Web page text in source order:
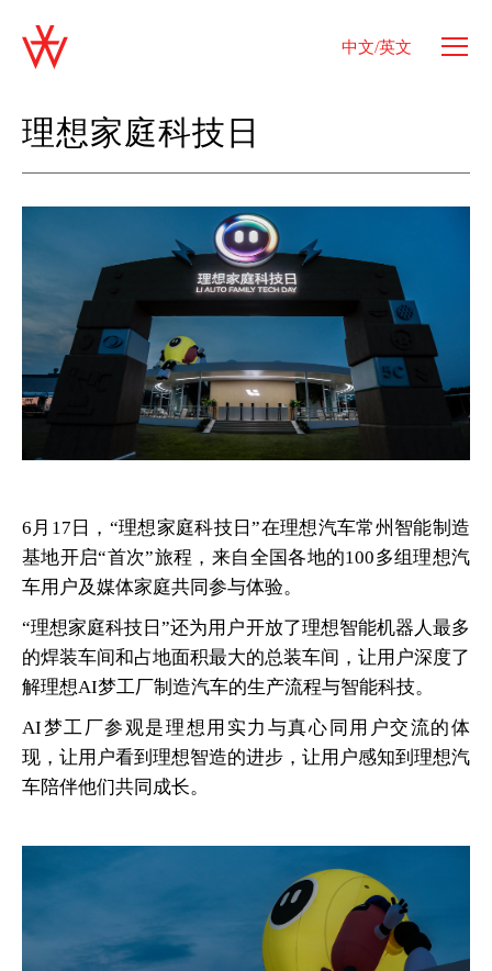
中文/英文
理想家庭科技日
6月17日，“理想家庭科技日”在理想汽车常州智能制造
基地开启“首次”旅程，来自全国各地的100多组理想汽
车用户及媒体家庭共同参与体验。
“理想家庭科技日”还为用户开放了理想智能机器人最多
的焊装车间和占地面积最大的总装车间，让用户深度了
解理想AI梦工厂制造汽车的生产流程与智能科技。
AI梦工厂参观是理想用实力与真心同用户交流的体
现，让用户看到理想智造的进步，让用户感知到理想汽
车陪伴他们共同成长。